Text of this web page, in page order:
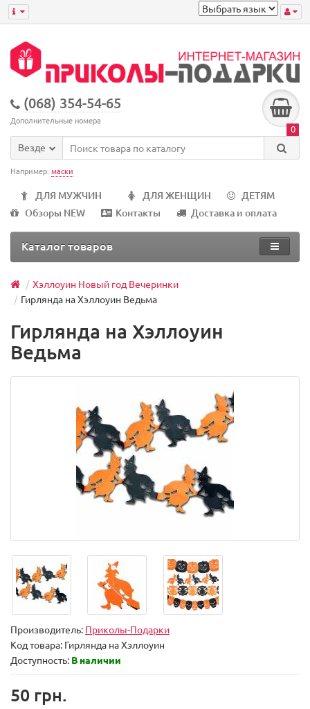
(068) 354-54-65
Дополнительные номера
0
Везде
Например: маски
ДЛЯ МУЖЧИН ДЛЯ ЖЕНЩИН
ДЕТЯМ
Обзоры NEW
Контакты Доставка и оплата
Каталог товаров
Хэллоуин Новый год Вечеринки
Гирлянда на Хэллоуин Ведьма
Гирлянда на Хэллоуин
Ведьма
Производитель: Приколы-Подарки
Код товара: Гирлянда на Хэллоуин
Доступность: В наличии
50 грн.